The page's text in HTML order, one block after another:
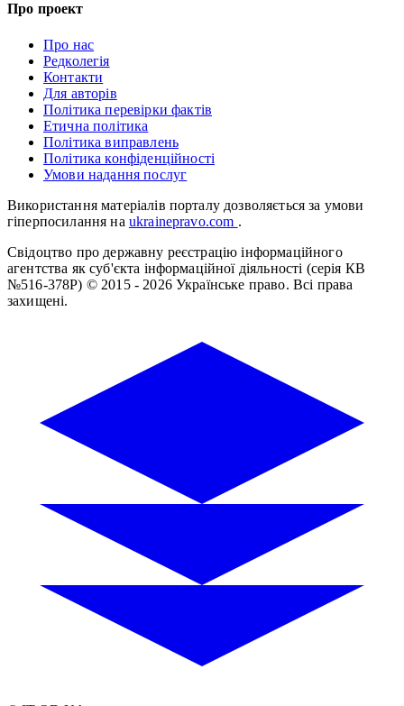
Про проект
Про нас
Редколегія
Контакти
Для авторів
Політика перевірки фактів
Етична політика
Політика виправлень
Політика конфіденційності
Умови надання послуг
Використання матеріалів порталу дозволяється за умови
гіперпосилання на ukrainepravo.com .
Свідоцтво про державну реєстрацію інформаційного
агентства як суб'єкта інформаційної діяльності (серія КВ
№516-378Р) © 2015 - 2026 Українське право. Всі права
захищені.